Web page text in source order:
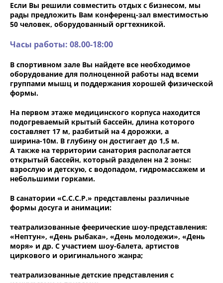
Если Вы решили совместить отдых с бизнесом, мы
рады предложить Вам конференц-зал вместимостью
50 человек, оборудованный оргтехникой.
Часы работы: 08.00-18:00
В спортивном зале Вы найдете все необходимое
оборудование для полноценной работы над всеми
группами мышц и поддержания хорошей физической
формы.
На первом этаже медицинского корпуса находится
подогреваемый крытый бассейн, длина которого
составляет 17 м, разбитый на 4 дорожки, а
ширина-10м. В глубину он достигает до 1,5 м.
А также на территории санатория располагается
открытый бассейн, который разделен на 2 зоны:
взрослую и детскую, с водопадом, гидромассажем и
небольшими горками.
В санатории «С.С.С.Р.» представлены различные
формы досуга и анимации:
театрализованные феерические шоу-представления:
«Нептун», «День рыбака», «День молодежи», «День
моря» и др. С участием шоу-балета, артистов
циркового и оригинального жанра;
театрализованные детские представления с